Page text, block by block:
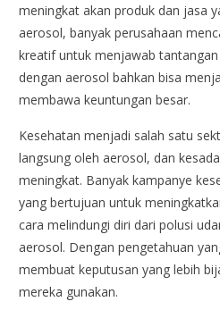
meningkat akan produk dan jasa
aerosol, banyak perusahaan
kreatif untuk menjawab
dengan aerosol bahkan bisa
membawa keuntungan besar.
Kesehatan menjadi salah satu
langsung oleh aerosol, dan
meningkat. Banyak kampanye
yang bertujuan untuk
cara melindungi diri dari polusi
aerosol. Dengan pengetahuan
membuat keputusan yang lebih
mereka gunakan.